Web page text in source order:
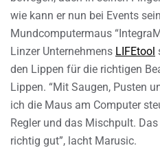
wie kann er nun bei Events
Mundcomputermaus
Linzer Unternehmens LIFEtool
den Lippen für die richtigen
Lippen. “Mit Saugen, Pusten
ich die Maus am Computer
Regler und das Mischpult.
richtig gut”, lacht Marusic.